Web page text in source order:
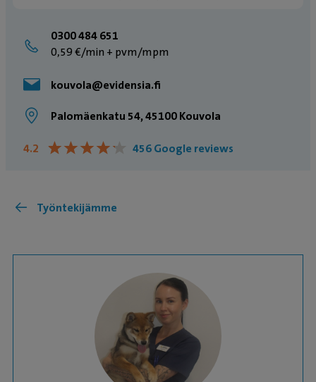
0300 484 651
0,59 €/min + pvm/mpm
kouvola@evidensia.fi
Palomäenkatu 54, 45100 Kouvola
4.2 ★★★★★
★★★★★ 456 Google reviews
Työntekijämme